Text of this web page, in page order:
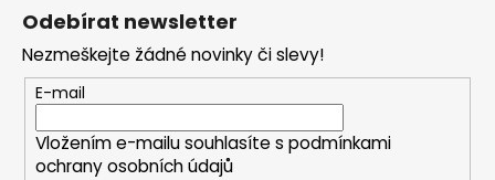
p
r
v
k
y
Odebírat newsletter
Nezmeškejte žádné novinky či slevy!
E-mail
Vložením e-mailu souhlasíte s podmínkami
ochrany osobních údajů